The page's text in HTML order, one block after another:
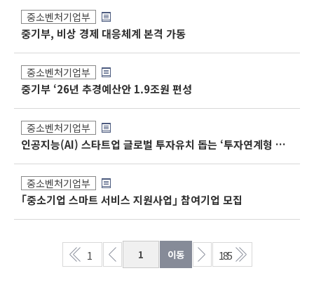
중소벤처기업부
중기부, 비상 경제 대응체계 본격 가동
중소벤처기업부
중기부 ‘26년 추경예산안 1.9조원 편성
중소벤처기업부
인공지능(AI) 스타트업 글로벌 투자유치 돕는 ‘투자연계형 GMEP’ 본격 시동
중소벤처기업부
｢중소기업 스마트 서비스 지원사업｣ 참여기업 모집
1 185